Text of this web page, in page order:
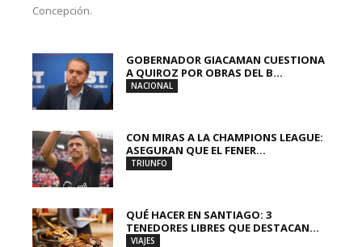
Concepción.
GOBERNADOR GIACAMAN CUESTIONA
A QUIROZ POR OBRAS DEL B...
NACIONAL
CON MIRAS A LA CHAMPIONS LEAGUE:
ASEGURAN QUE EL FENER...
TRIUNFO
QUÉ HACER EN SANTIAGO: 3
TENEDORES LIBRES QUE DESTACAN...
VIAJES